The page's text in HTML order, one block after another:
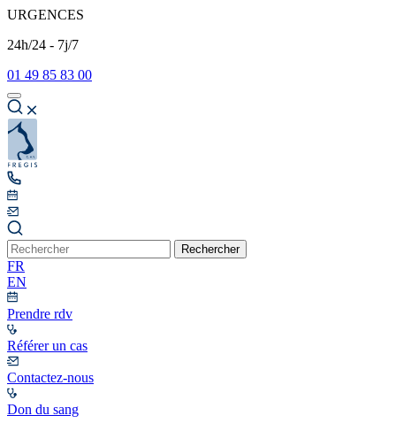
URGENCES
24h/24 - 7j/7
01 49 85 83 00
Rechercher
FR
EN
Prendre rdv
Référer un cas
Contactez-nous
Don du sang